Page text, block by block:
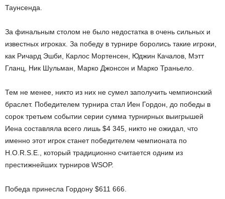
Таунсенда.
За финальным столом не было недостатка в очень сильных и
известных игроках. За победу в турнире боролись такие игроки,
как Ричард Эшби, Карлос Мортенсен, Юджин Качалов, Мэтт
Гланц, Ник Шульман, Марко Джонсон и Марко Траньело.
Тем не менее, никто из них не сумел заполучить чемпионский
браслет. Победителем турнира стал Иен Гордон, до победы в
сорок третьем событии серии сумма турнирных выигрышей
Иена составляла всего лишь $4 345, никто не ожидал, что
именно этот игрок станет победителем чемпионата по
H.O.R.S.E., который традиционно считается одним из
престижнейших турниров WSOP.
Победа принесла Гордону $611 666.